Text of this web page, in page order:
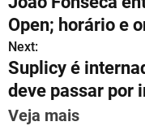
s
A
p
p
gr
a
m
e
b
o
o
o
s
t
n
Open; horário e
Next:
Suplicy é
deve passar por
Veja mais